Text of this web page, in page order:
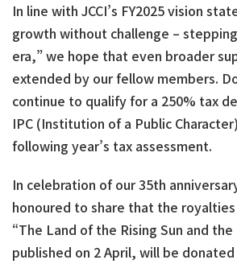
In line with JCCI’s FY2025 vision
growth without challenge –
era,” we hope that even broader
extended by our fellow members.
continue to qualify for a 250% tax
IPC (Institution of a Public
following year’s tax assessment.
In celebration of our 35th
honoured to share that the
“The Land of the Rising Sun and
published on 2 April, will be